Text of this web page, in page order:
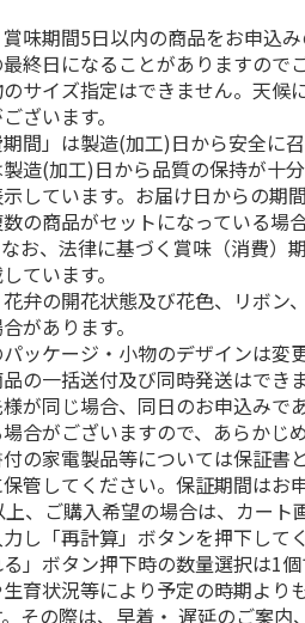
味期間5日以内の商品をお申込
終日になることがありますので
サイズ指定はできません。天候
ざいます。
間」は製造(加工)日から安全に
造(加工)日から品質の保持が十
しています。お届け日からの期
の商品がセットになっている場
お、法律に基づく賞味（消費）
ています。
弁の開花状態及び花色、リボン
があります。
ッケージ・小物のデザインは変
の一括送付及び同時発送はでき
が同じ場合、同日のお申込みで
合がございますので、あらかじ
の家電製品等については保証書
管してください。保証期間はお
、ご購入希望の場合は、カート
し「再計算」ボタンを押下して
る」ボタン押下時の数量選択は1個
育状況等により予定の時期より
その際は、早着・ 遅延のご案